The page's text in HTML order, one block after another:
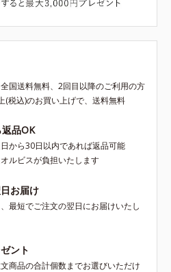
国送料無料、2回目以降のご利用の方
(税込)のお買い上げで、送料無料
品OK
から30日以内であれば返品可能
ルビスが負担いたします
お届け
最短でご注文の翌日にお届けいたし
ント
商品の合計個数までお選びいただけ